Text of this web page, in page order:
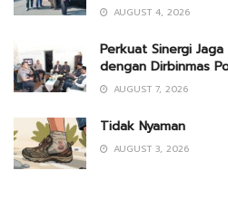
AUGUST 4, 2026
Perkuat Sinergi
dengan Dirbinmas
AUGUST 7, 2026
Tidak Nyaman
AUGUST 3, 2026